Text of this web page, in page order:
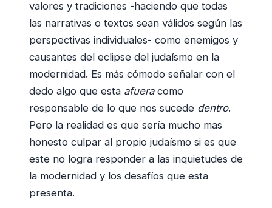
valores y tradiciones -haciendo que todas
las narrativas o textos sean válidos según las
perspectivas individuales- como enemigos y
causantes del eclipse del judaísmo en la
modernidad. Es más cómodo señalar con el
dedo algo que esta afuera como
responsable de lo que nos sucede dentro.
Pero la realidad es que sería mucho mas
honesto culpar al propio judaísmo si es que
este no logra responder a las inquietudes de
la modernidad y los desafíos que esta
presenta.